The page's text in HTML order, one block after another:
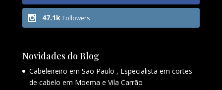
47.1k Followers
Novidades do Blog
Cabeleireiro em São Paulo , Especialista em cortes
de cabelo em Moema e Vila Carrão